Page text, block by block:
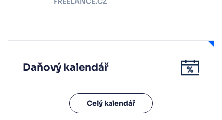
Daňový kalendář
Celý kalendář